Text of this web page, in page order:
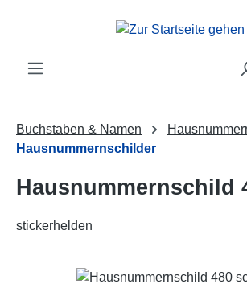
Zum Hauptinhalt springen
Buchstaben & Namen
Hausnummernschilder
Hausnummernschild
stickerhelden
Bildergalerie überspringen